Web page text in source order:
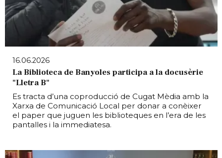
16.06.2026
La Biblioteca de Banyoles participa a la docusèrie
"Lletra B"
Es tracta d’una coproducció de Cugat Mèdia amb la
Xarxa de Comunicació Local per donar a conèixer
el paper que juguen les biblioteques en l’era de les
pantalles i la immediatesa.